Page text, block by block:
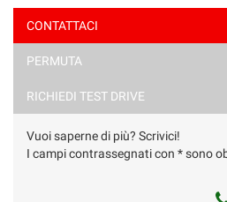
Ho letto e accetto
marketing
Invia la tua
CONTATTACI
PERMUTA
RICHIEDI TEST DRIVE
Vuoi saperne di più? Scrivici!
I campi contrassegnati con * sono